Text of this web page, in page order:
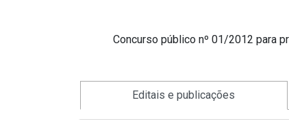
Concurso público nº 01/2012 para
Editais e publicações